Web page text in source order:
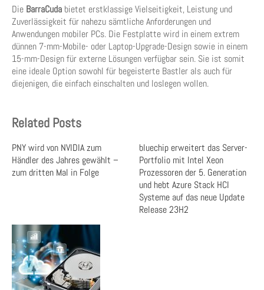
Die BarraCuda bietet erstklassige Vielseitigkeit, Leistung und
Zuverlässigkeit für nahezu sämtliche Anforderungen und
Anwendungen mobiler PCs. Die Festplatte wird in einem extrem
dünnen 7-mm-Mobile- oder Laptop-Upgrade-Design sowie in einem
15-mm-Design für externe Lösungen verfügbar sein. Sie ist somit
eine ideale Option sowohl für begeisterte Bastler als auch für
diejenigen, die einfach einschalten und loslegen wollen.
Related Posts
PNY wird von NVIDIA zum
Händler des Jahres gewählt –
zum dritten Mal in Folge
bluechip erweitert das Server-
Portfolio mit Intel Xeon
Prozessoren der 5. Generation
und hebt Azure Stack HCI
Systeme auf das neue Update
Release 23H2